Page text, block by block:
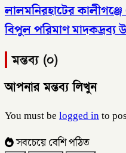
লালমনিরহাটের
বিপুল পরিমাণ মাদকদ্রব্য
মন্তব্য (০)
আপনার মন্তব্য লিখুন
You must belogged into
সবচেয়ে বেশি পঠিত